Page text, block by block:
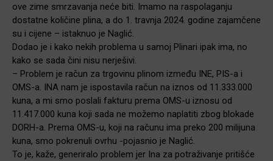
ove zime smrzavanja neće biti. Imamo na raspolaganju
dostatne količine plina, a do 1. travnja 2024. godine zajamčene
su i cijene – istaknuo je Naglić.
Dodao je i kako nekih problema u samoj Plinari ipak ima, no
kako se sada čini nisu nerješivi.
– Problem je račun za trgovinu plinom između INE, PIS-a i
OMS-a. INA nam je ispostavila račun na iznos od 11.333.000
kuna, a mi smo poslali fakturu prema OMS-u iznosu od
11.417.000 kuna koji sada ne možemo naplatiti zbog blokade
DORH-a. Prema OMS-u, koji na računu ima preko 200 milijuna
kuna, smo pokrenuli ovrhu -pojasnio je Naglić.
To je, kaže, generiralo problem jer Ina za potraživanje pritišće